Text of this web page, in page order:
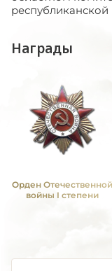
республиканской
Награды
Орден Отечественной
войны I степени